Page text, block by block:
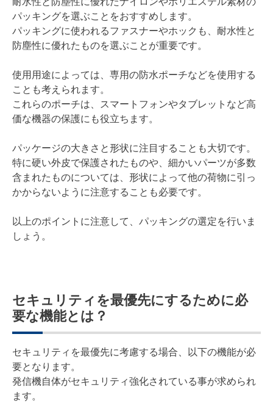
パッキングを選ぶことをおすすめします。
パッキングに使われるファスナーやホックも、耐水性と
防塵性に優れたものを選ぶことが重要です。
使用用途によっては、専用の防水ポーチなどを使用する
ことも考えられます。
これらのポーチは、スマートフォンやタブレットなど高
価な機器の保護にも役立ちます。
パッケージの大きさと形状に注目することも大切です。
特に硬い外皮で保護されたものや、細かいパーツが多数
含まれたものについては、形状によって他の荷物に引っ
かからないように注意することも必要です。
以上のポイントに注意して、パッキングの選定を行いま
しょう。
セキュリティを最優先にするために必
要な機能とは？
セキュリティを最優先に考慮する場合、以下の機能が必
要となります。
発信機自体がセキュリティ強化されている事が求められ
ます。